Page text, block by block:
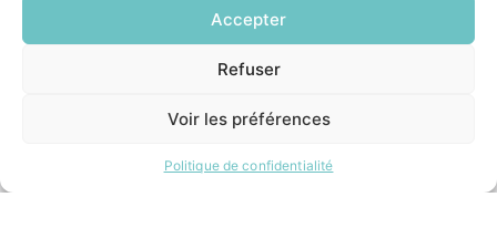
Accepter
Refuser
Voir les préférences
Politique de confidentialité
ACCÉS RAPIDES
Restauration scolaire